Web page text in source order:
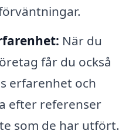
När du
får du också
erfarenhet och
efter referenser
som de har utfört.